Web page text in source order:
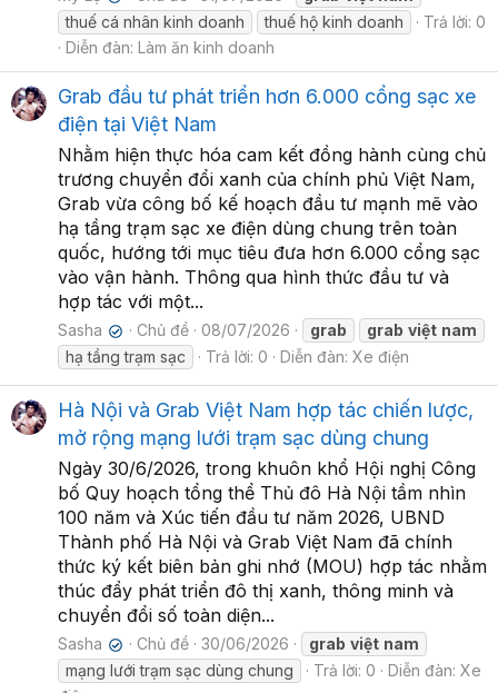
thuế cá nhân kinh doanh
thuế hộ kinh doanh
Trả lời: 0
Diễn đàn: Làm ăn kinh doanh
Grab đầu tư phát triển hơn 6.000 cổng sạc xe
điện tại Việt Nam
Nhằm hiện thực hóa cam kết đồng hành cùng chủ
trương chuyển đổi xanh của chính phủ Việt Nam,
Grab vừa công bố kế hoạch đầu tư mạnh mẽ vào
hạ tầng trạm sạc xe điện dùng chung trên toàn
quốc, hướng tới mục tiêu đưa hơn 6.000 cổng sạc
vào vận hành. Thông qua hình thức đầu tư và
hợp tác với một...
Sasha ✔ Chủ đề 08/07/2026 grab grab việt nam
hạ tầng trạm sạc
Trả lời: 0 Diễn đàn: Xe điện
Hà Nội và Grab Việt Nam hợp tác chiến lược,
mở rộng mạng lưới trạm sạc dùng chung
Ngày 30/6/2026, trong khuôn khổ Hội nghị Công
bố Quy hoạch tổng thể Thủ đô Hà Nội tầm nhìn
100 năm và Xúc tiến đầu tư năm 2026, UBND
Thành phố Hà Nội và Grab Việt Nam đã chính
thức ký kết biên bản ghi nhớ (MOU) hợp tác nhằm
thúc đẩy phát triển đô thị xanh, thông minh và
chuyển đổi số toàn diện...
Sasha ✔ Chủ đề 30/06/2026 grab việt nam
mạng lưới trạm sạc dùng chung
Trả lời: 0 Diễn đàn: Xe